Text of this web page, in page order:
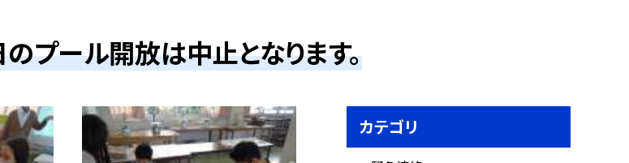
プール開放は中止となります。
カテゴリ